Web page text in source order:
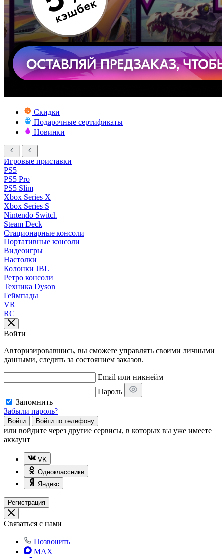
Скидки
Подарочные сертификаты
Новинки
Игровые приставки
PS5
PS5 Pro
PS5 Slim
Xbox Series X
Xbox Series S
Nintendo Switch
Steam Deck
Стационарные консоли
Портативные консоли
Видеоигры
Настолки
Колонки JBL
Ретро консоли
Техника Dyson
Геймпады
VR
RC
Войти
Авторизировавшись, вы сможете управлять своими личными
данными, следить за состоянием заказов.
Email или никнейм
Пароль
Запомнить
Забыли пароль?
Войти Войти по телефону
или войдите через другие сервисы, в которых вы уже имеете
аккаунт
VK
Одноклассники
Яндекс
Регистрация
Связаться с нами
Позвонить
MAX